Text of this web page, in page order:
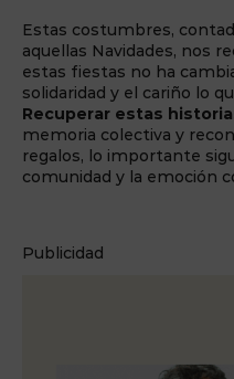
Estas costumbres,
aquellas Navidades, nos
estas fiestas no ha
solidaridad y el cariño lo
Recuperar estas
memoria colectiva y
regalos, lo importante
comunidad y la emoción
Publicidad